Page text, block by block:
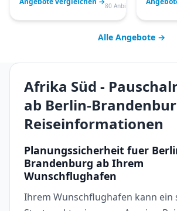
80 Anbieter
Alle Angebote →
Afrika Süd -
ab Berlin-
Reiseinformationen
Planungssicherheit fuer
Brandenburg ab Ihrem
Wunschflughafen
Ihrem Wunschflughafen kann ein